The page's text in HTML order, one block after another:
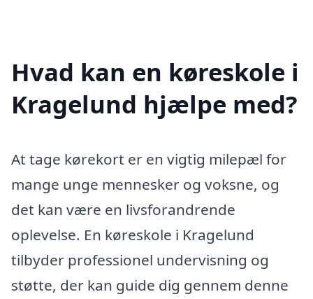
Hvad kan en køreskole i
Kragelund hjælpe med?
At tage kørekort er en vigtig milepæl for
mange unge mennesker og voksne, og
det kan være en livsforandrende
oplevelse. En køreskole i Kragelund
tilbyder professionel undervisning og
støtte, der kan guide dig gennem denne